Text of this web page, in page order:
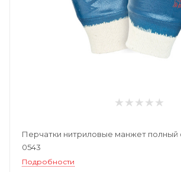
Перчатки нитриловые манжет полный
0543
Подробности